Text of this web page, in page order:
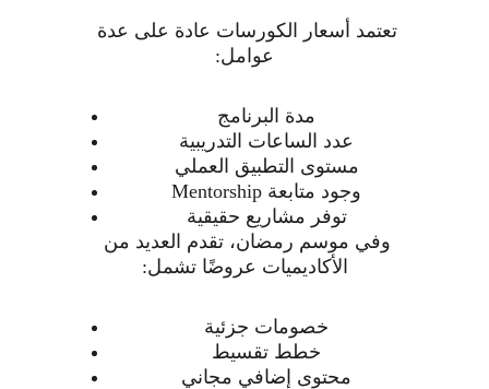
تعتمد أسعار الكورسات عادة على عدة
عوامل:
مدة البرنامج
عدد الساعات التدريبية
مستوى التطبيق العملي
وجود متابعة Mentorship
توفر مشاريع حقيقية
وفي موسم رمضان، تقدم العديد من
الأكاديميات عروضًا تشمل:
خصومات جزئية
خطط تقسيط
محتوى إضافي مجاني